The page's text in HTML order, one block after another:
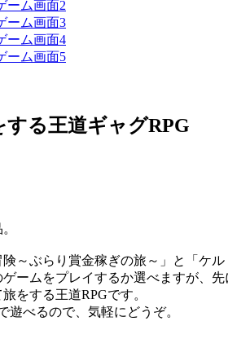
る王道ギャグRPG
～ぶらり賞金稼ぎの旅～」と「ケ
ームをプレイするか選べますが、
をする王道RPGです。
遊べるので、気軽にどうぞ。